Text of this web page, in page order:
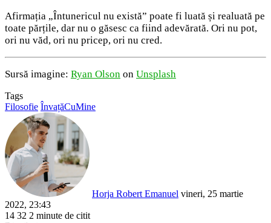
Afirmația „Întunericul nu există” poate fi luată și realuată pe
toate părțile, dar nu o găsesc ca fiind adevărată. Ori nu pot,
ori nu văd, ori nu pricep, ori nu cred.
Sursă imagine: Ryan Olson on Unsplash
Tags
Filosofie ÎnvațăCuMine
Horja Robert Emanuel vineri, 25 martie
2022, 23:43
14 32 2 minute de citit